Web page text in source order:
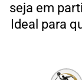
seja em
Ideal para